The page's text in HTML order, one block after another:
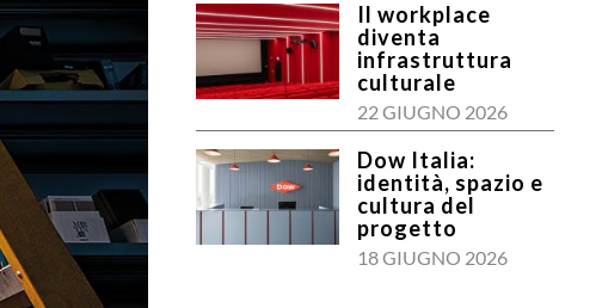
Il workplace
diventa
infrastruttura
culturale
22 GIUGNO 2026
Dow Italia:
identità, spazio e
cultura del
progetto
18 GIUGNO 2026